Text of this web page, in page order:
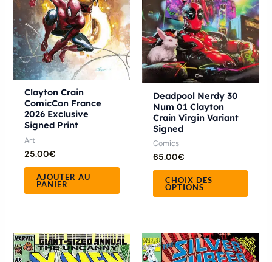
Clayton Crain
ComicCon France
2026 Exclusive
Signed Print
Art
25.00€
AJOUTER AU
PANIER
Deadpool Nerdy 30
Num 01 Clayton
Crain Virgin Variant
Signed
Comics
65.00€
CHOIX DES
OPTIONS
être
sur
Ce
produit
Ce